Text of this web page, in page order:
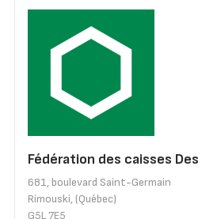
Fédération des caisses
681, boulevard Saint-Germain
Rimouski, (Québec)
G5L 7E5